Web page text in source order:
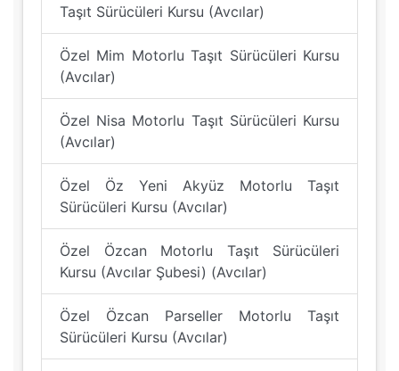
Taşıt Sürücüleri Kursu (Avcılar)
Özel Mim Motorlu Taşıt Sürücüleri Kursu
(Avcılar)
Özel Nisa Motorlu Taşıt Sürücüleri Kursu
(Avcılar)
Özel Öz Yeni Akyüz Motorlu Taşıt
Sürücüleri Kursu (Avcılar)
Özel Özcan Motorlu Taşıt Sürücüleri
Kursu (Avcılar Şubesi) (Avcılar)
Özel Özcan Parseller Motorlu Taşıt
Sürücüleri Kursu (Avcılar)